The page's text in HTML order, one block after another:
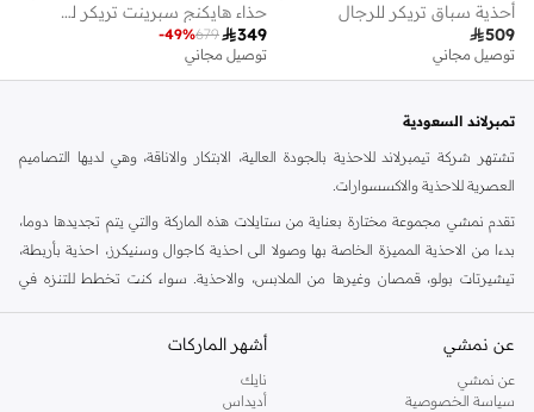
أحذية سباق تريكر للرجال
509
توصيل مجاني
حذاء هايكنج سبرينت تريكر للرجال
349
679
-49%
توصيل مجاني
على وشك النفاد
تمبرلاند السعودية
تشتهر شركة تيمبرلاند للاحذية بالجودة العالية، الابتكار والاناقة، وهي لديها التصاميم
العصرية للاحذية والاكسسوارات.
تقدم نمشي مجموعة مختارة بعناية من ستايلات هذه الماركة والتي يتم تجديدها دوما،
بدءا من الاحذية المميزة الخاصة بها وصولا الى احذية كاجوال وسنيكرز، احذية بأربطة،
تيشيرتات بولو، قمصان وغيرها من الملابس، والاحذية. سواء كنت تخطط للتنزه في
في افضل حالاته. هنا في نمشي، لدينا مجموعة متزايدة من الستايلات للرجال، النساء
تسوق تمبرلاند اون لاين الرياض
عن نمشي
عن نمشي
سياسة الخصوصية
أشهر الماركات
نايك
أديداس